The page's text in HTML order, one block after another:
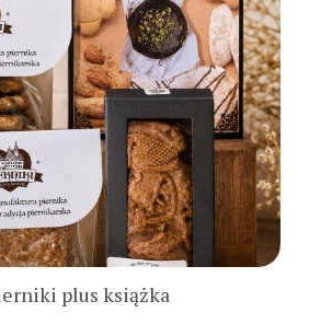
plus książka
Do koszyka